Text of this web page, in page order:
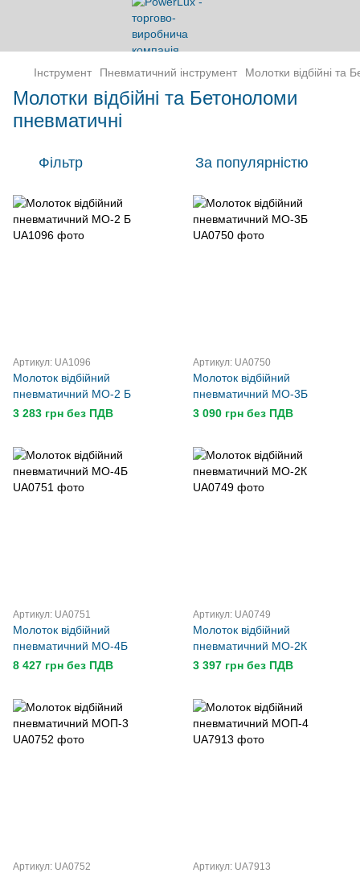
Інструмент Пневматичний інструмент Молотки відбійні та
Молотки відбійні та Бетоноломи
пневматичні
Фільтр За популярністю
Артикул: UA1096
Молоток відбійний
пневматичний МО-2 Б
3 283 грн без ПДВ
Артикул: UA0750
Молоток відбійний
пневматичний МО-3Б
3 090 грн без ПДВ
Артикул: UA0751
Молоток відбійний
пневматичний МО-4Б
8 427 грн без ПДВ
Артикул: UA0749
Молоток відбійний
пневматичний МО-2К
3 397 грн без ПДВ
Артикул: UA0752 Артикул: UA7913